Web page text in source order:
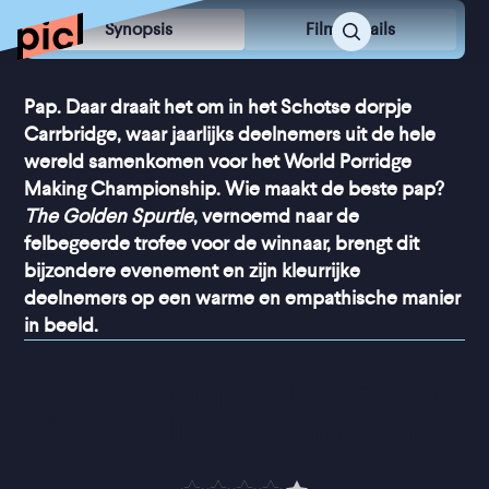
Synopsis Film Details
Pap. Daar draait het om in het Schotse dorpje
Carrbridge, waar jaarlijks deelnemers uit de hele
wereld samenkomen voor het World Porridge
Making Championship. Wie maakt de beste pap?
The Golden Spurtle, vernoemd naar de
felbegeerde trofee voor de winnaar, brengt dit
bijzondere evenement en zijn kleurrijke
deelnemers op een warme en empathische manier
in beeld.